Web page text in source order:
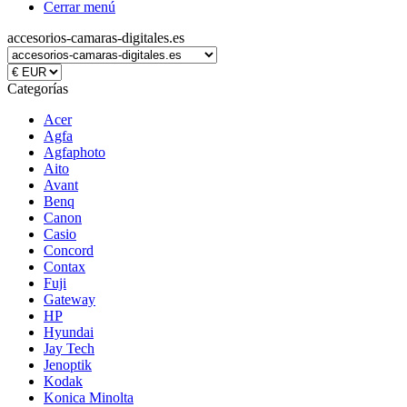
Cerrar menú
accesorios-camaras-digitales.es
Categorías
Acer
Agfa
Agfaphoto
Aito
Avant
Benq
Canon
Casio
Concord
Contax
Fuji
Gateway
HP
Hyundai
Jay Tech
Jenoptik
Kodak
Konica Minolta